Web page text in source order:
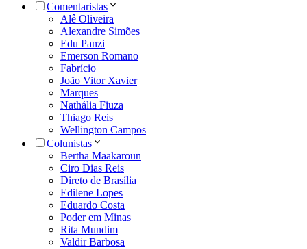
Comentaristas
Alê Oliveira
Alexandre Simões
Edu Panzi
Emerson Romano
Fabrício
João Vitor Xavier
Marques
Nathália Fiuza
Thiago Reis
Wellington Campos
Colunistas
Bertha Maakaroun
Ciro Dias Reis
Direto de Brasília
Edilene Lopes
Eduardo Costa
Poder em Minas
Rita Mundim
Valdir Barbosa